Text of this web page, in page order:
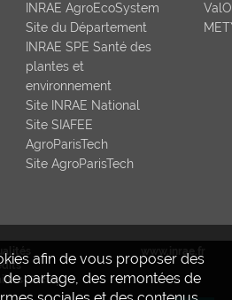
afin de vous proposer des
partage, des remontées de
INRAE AgroEcoSystem
Site du Département
INRAE SPE Santé des
plantes et
environnement
Site INRAE National
Site SIAFEE
AgroParisTech
Site AgroParisTech
Saclay
www.inrae.fr